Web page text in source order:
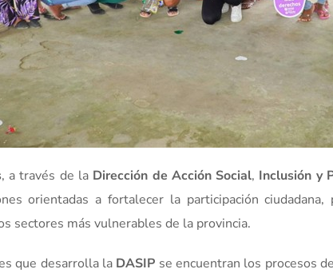
, a través de la Dirección de Acción Social, Inclusión y
orientadas a fortalecer la participación
sectores más vulnerables de la provincia.
que desarrolla la DASIP se encuentran los procesos